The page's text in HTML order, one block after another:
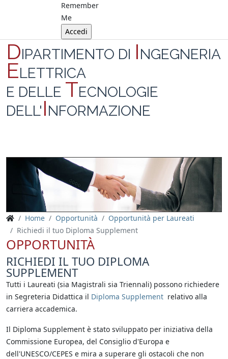
Remember
Me
DIPARTIMENTO DI INGEGNERIA
ELETTRICA
E DELLE TECNOLOGIE
DELL'INFORMAZIONE
Home Opportunità
Opportunità per Laureati
Richiedi il tuo Diploma Supplement
OPPORTUNITÀ
RICHIEDI IL TUO DIPLOMA
SUPPLEMENT
Tutti i Laureati (sia Magistrali sia Triennali) possono richiedere
in Segreteria Didattica il Diploma Supplement relativo alla
carriera accademica.
Il Diploma Supplement è stato sviluppato per iniziativa della
Commissione Europea, del Consiglio d'Europa e
dell'UNESCO/CEPES e mira a superare gli ostacoli che non